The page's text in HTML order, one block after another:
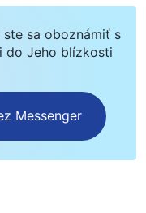
sa oboznámiť s
do Jeho blízkosti
Messenger